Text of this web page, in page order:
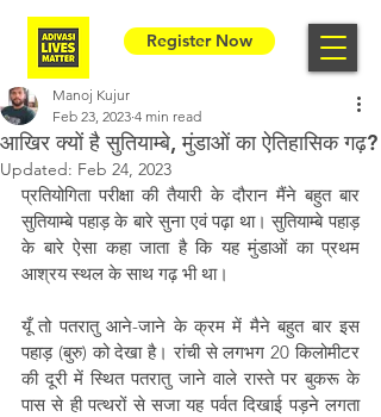
Register Now
आखिर क्यों है सुतियाम्बे, मुंडाओं का ऐतिहासिक गढ़?
Manoj Kujur
Feb 23, 2023 4 min read
Updated: Feb 24, 2023
प्रतियोगिता परीक्षा की तैयारी के दौरान मैंने बहुत बार
सुतियाम्बे पहाड़ के बारे सुना एवं पढ़ा था। सुतियाम्बे पहाड़
के बारे ऐसा कहा जाता है कि यह मुंडाओं का प्रथम
आश्रय स्थल के साथ गढ़ भी था।
यूँ तो पतरातु आने-जाने के क्रम में मैने बहुत बार इस
पहाड़ (बुरु) को देखा है। रांची से लगभग 20 किलोमीटर
की दूरी में स्थित पतरातु जाने वाले रास्ते पर बुकरू के
पास से ही पत्थरों से सजा यह पर्वत दिखाई पड़ने लगता